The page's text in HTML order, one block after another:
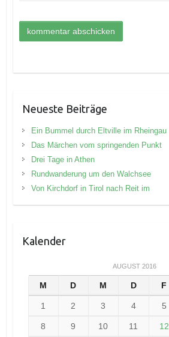
Neueste Beiträge
Ein Bummel durch Eltville im Rheingau
Das Märchen vom springenden Punkt
Drei Tage in Athen
Rundwanderung um den Walchsee
Von Kirchdorf in Tirol nach Reit im
Kalender
AUGUST 2016
M D M D F
1 2 3 4 5
8 9 10 11 12